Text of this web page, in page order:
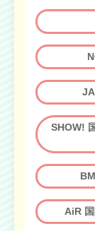
SHOW!
AiR